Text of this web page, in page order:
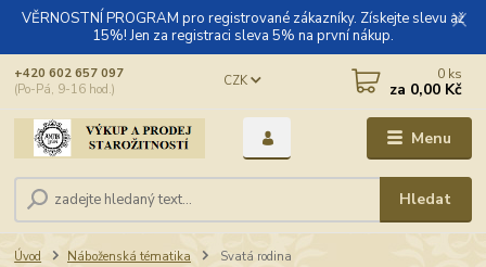
VĚRNOSTNÍ PROGRAM pro registrované zákazníky. Získejte slevu až
15%! Jen za registraci sleva 5% na první nákup.
Menu
CZK
Hledat
+420 602 657 097
(Po-Pá, 9-16 hod.)
0 ks
za 0,00 Kč
Úvod Náboženská tématika Svatá rodina